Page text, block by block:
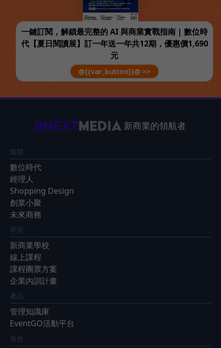
一鍵訂閱，解鎖最完整的 AI 與商業實戰指南 | 數位時
代【夏日閱讀展】訂一年送一年共12期，優惠價1,690
元
@{{var_button}}@ >>
新商業的領航者
媒體
數位時代
經理人
Shopping Design
創業小聚
未來商務
學習
新商業學校
線上課程
課程團票方案
企業內訓計畫
產品
管理知識庫
EventGO活動平台
展會